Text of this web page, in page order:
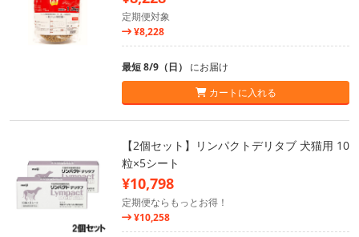
定期便対象
¥8,228
最短 8/9（日） にお届け
カートに入れる
【2個セット】リンパクトデリタブ 犬猫用 10
粒×5シート
¥10,798
定期便ならもっとお得！
¥10,258